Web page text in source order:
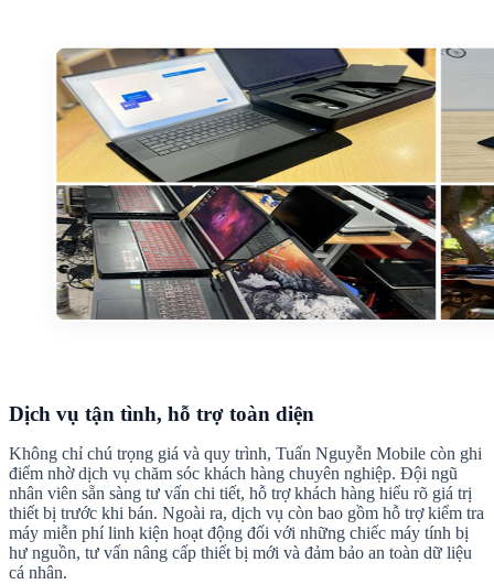
Dịch vụ tận tình, hỗ trợ toàn diện
Không chỉ chú trọng giá và quy trình, Tuấn Nguyễn Mobile còn ghi
điểm nhờ dịch vụ chăm sóc khách hàng chuyên nghiệp. Đội ngũ
nhân viên sẵn sàng tư vấn chi tiết, hỗ trợ khách hàng hiểu rõ giá trị
thiết bị trước khi bán. Ngoài ra, dịch vụ còn bao gồm hỗ trợ kiểm tra
máy miễn phí linh kiện hoạt động đối với những chiếc máy tính bị
hư nguồn, tư vấn nâng cấp thiết bị mới và đảm bảo an toàn dữ liệu
cá nhân.